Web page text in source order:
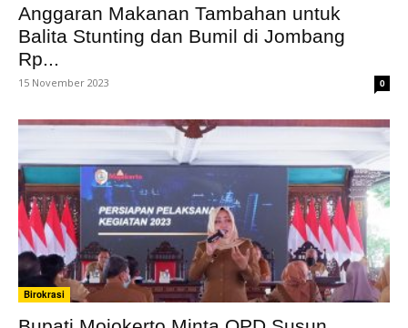
Anggaran Makanan Tambahan untuk
Balita Stunting dan Bumil di Jombang
Rp...
15 November 2023 0
Birokrasi